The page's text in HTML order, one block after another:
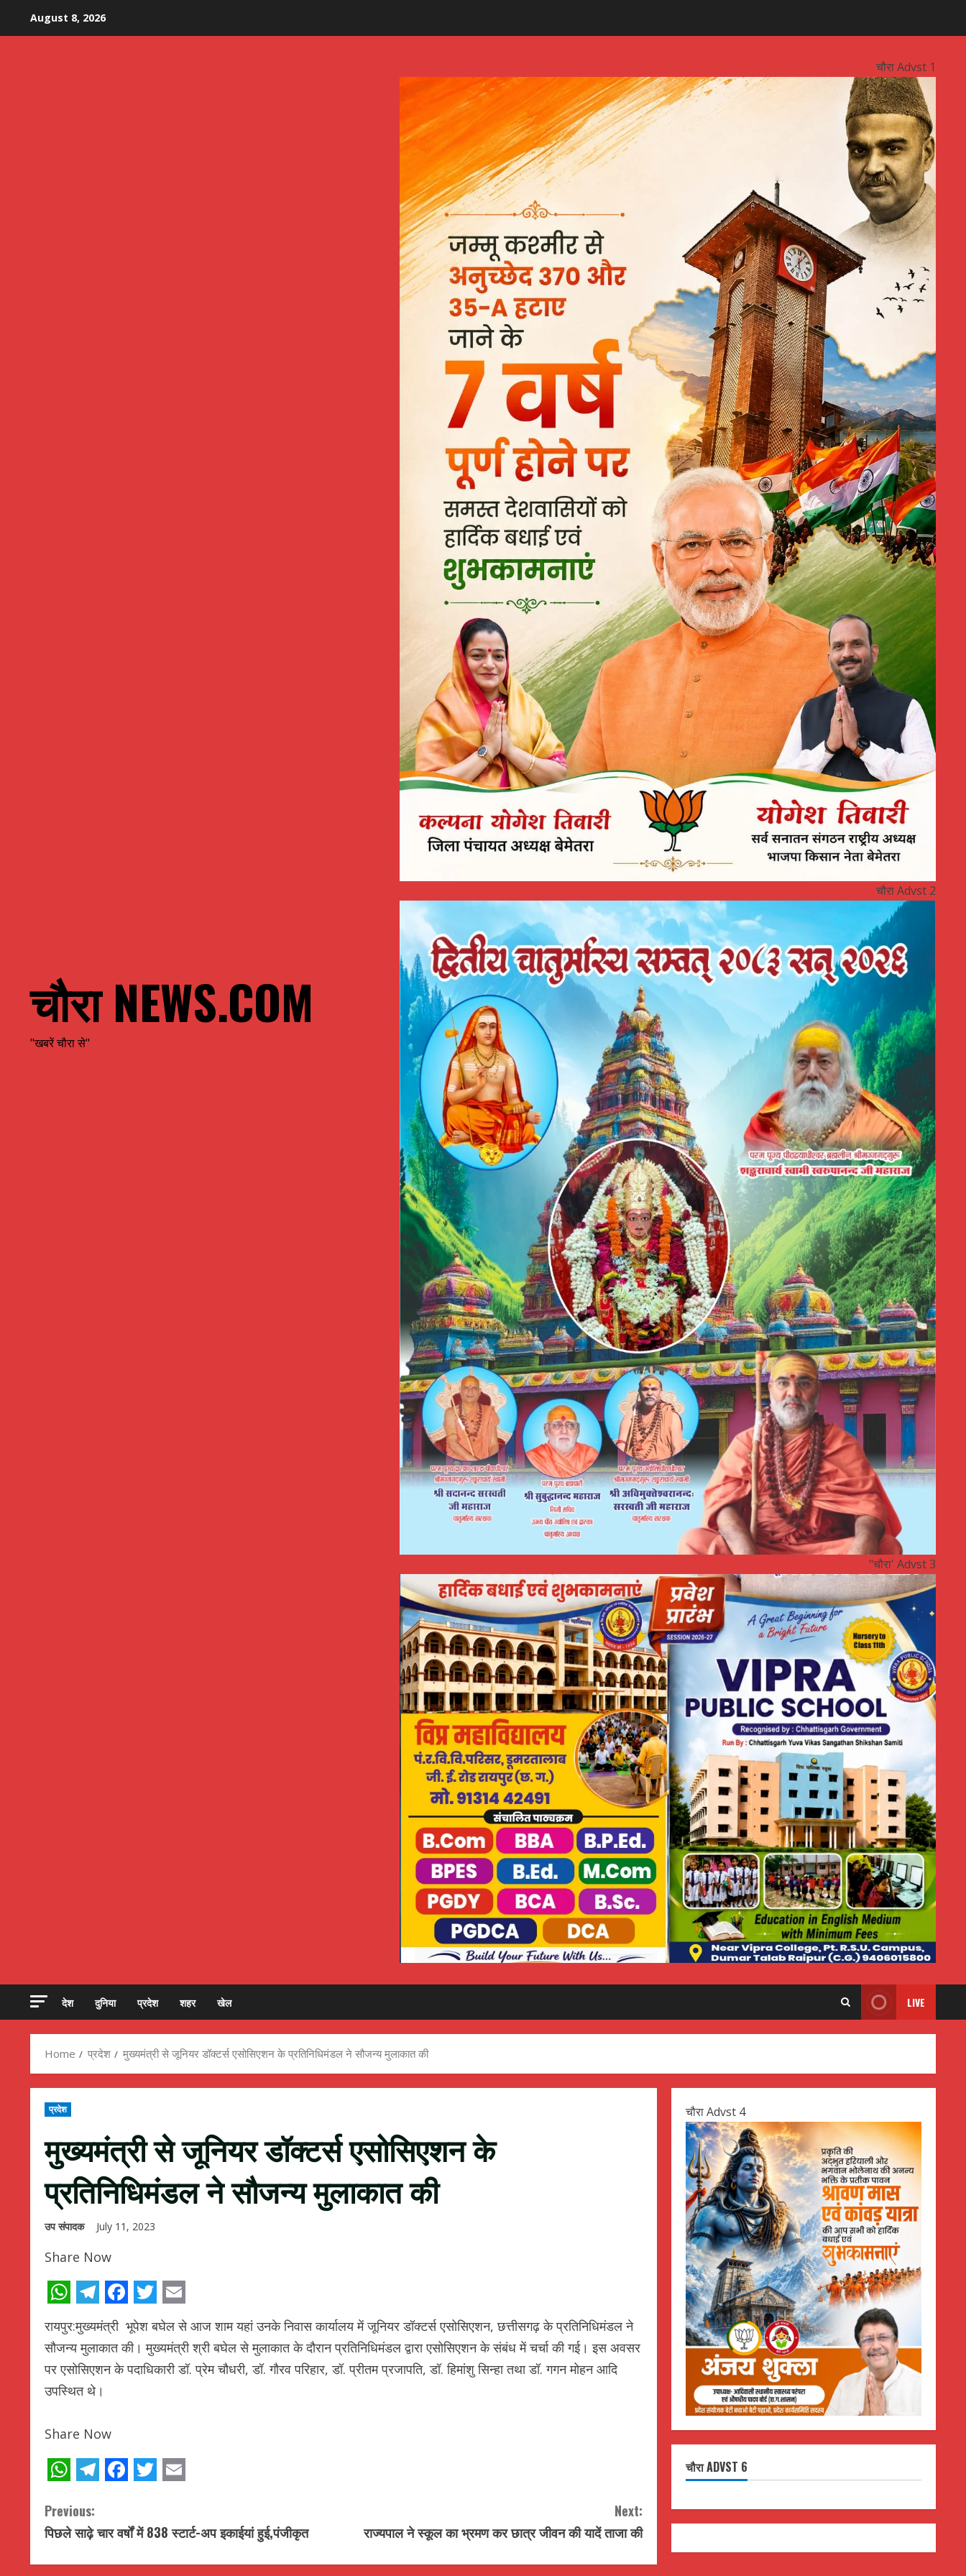
August 8, 2026
चौरा NEWS.COM
"खबरें चौरा से"
चौरा Advst 1
चौरा Advst 2
"चौरा' Advst 3
देश दुनिया प्रदेश शहर खेल LIVE
Home प्रदेश मुख्यमंत्री से जूनियर डॉक्टर्स एसोसिएशन के प्रतिनिधिमंडल ने सौजन्य मुलाकात की
प्रदेश
मुख्यमंत्री से जूनियर डॉक्टर्स एसोसिएशन के
प्रतिनिधिमंडल ने सौजन्य मुलाकात की
उप संपादक July 11, 2023
Share Now
WhatsApp
Telegram
Facebook
Twitter
Email
रायपुर:मुख्यमंत्री भूपेश बघेल से आज शाम यहां उनके निवास कार्यालय में जूनियर डॉक्टर्स एसोसिएशन, छत्तीसगढ़ के प्रतिनिधिमंडल ने
सौजन्य मुलाकात की। मुख्यमंत्री श्री बघेल से मुलाकात के दौरान प्रतिनिधिमंडल द्वारा एसोसिएशन के संबंध में चर्चा की गई। इस अवसर
पर एसोसिएशन के पदाधिकारी डॉ. प्रेम चौधरी, डॉ. गौरव परिहार, डॉ. प्रीतम प्रजापति, डॉ. हिमांशु सिन्हा तथा डॉ. गगन मोहन आदि
उपस्थित थे।
Share Now
WhatsApp
Telegram
Facebook
Twitter
Email
C
o
Previous:
पिछले साढ़े चार वर्षों में 838 स्टार्ट-अप इकाईयां हुई,पंजीकृत
Next:
राज्यपाल ने स्कूल का भ्रमण कर छात्र जीवन की यादें ताजा की
चौरा Advst 4
चौरा ADVST 6